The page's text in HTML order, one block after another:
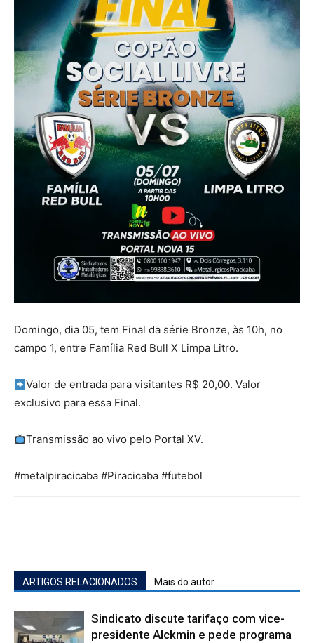
Domingo, dia 05, tem Final da série Bronze, às 10h, no
campo 1, entre Família Red Bull X Limpa Litro.
Valor de entrada para visitantes R$ 20,00. Valor
exclusivo para essa Final.
Transmissão ao vivo pelo Portal XV.
#metalpiracicaba #Piracicaba #futebol
ARTIGOS RELACIONADOS Mais do autor
Sindicato discute tarifaço com vice-
presidente Alckmin e pede programa